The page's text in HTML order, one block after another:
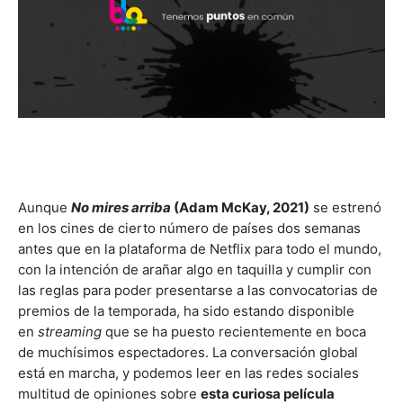
Aunque No mires arriba (Adam McKay, 2021) se estrenó
en los cines de cierto número de países dos semanas
antes que en la plataforma de Netflix para todo el mundo,
con la intención de arañar algo en taquilla y cumplir con
las reglas para poder presentarse a las convocatorias de
premios de la temporada, ha sido estando disponible
en streaming que se ha puesto recientemente en boca
de muchísimos espectadores. La conversación global
está en marcha, y podemos leer en las redes sociales
multitud de opiniones sobre esta curiosa película